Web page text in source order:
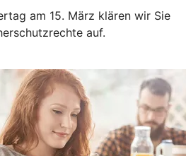
am 15. März klären wir Sie
auf.